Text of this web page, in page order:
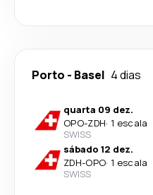
Porto - Basel 4 dias
quarta 09 dez.
OPO-ZDH· 1 escala
SWISS
sábado 12 dez.
ZDH-OPO· 1 escala
SWISS